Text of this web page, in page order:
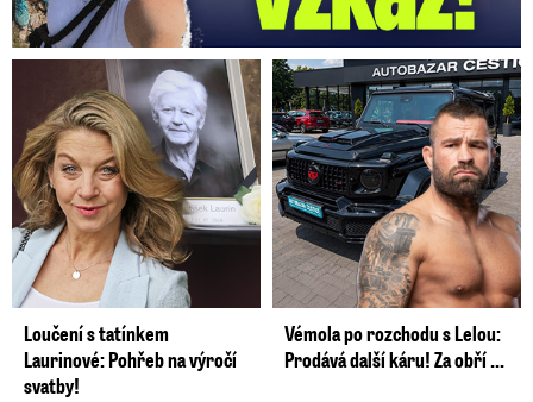
Loučení s tatínkem
Laurinové: Pohřeb na výročí
svatby!
Vémola po rozchodu s Lelou:
Prodává další káru! Za obří ...